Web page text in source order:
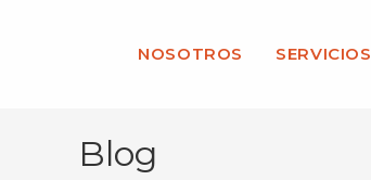
NOSOTROS SERVICIOS
Blog